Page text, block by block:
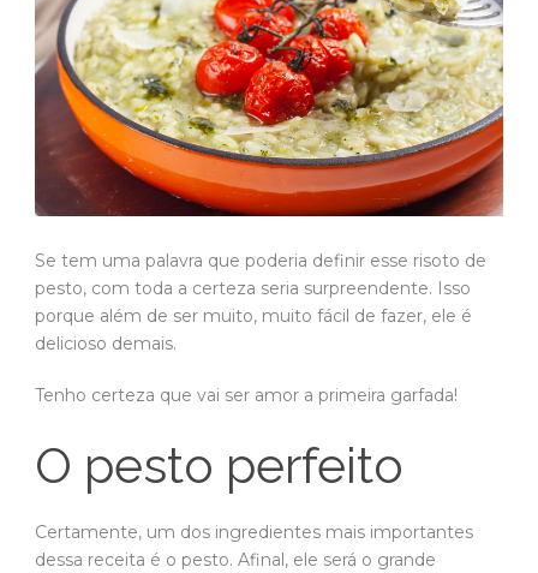
Se tem uma palavra que poderia definir esse risoto de
pesto, com toda a certeza seria surpreendente. Isso
porque além de ser muito, muito fácil de fazer, ele é
delicioso demais.
Tenho certeza que vai ser amor a primeira garfada!
O pesto perfeito
Certamente, um dos ingredientes mais importantes
dessa receita é o pesto. Afinal, ele será o grande